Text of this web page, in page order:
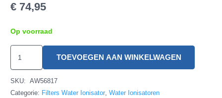
€ 74,95
Op voorraad
BioStone
Filter
hoeveelheid
TOEVOEGEN AAN WINKELWAGEN
SKU:
AW56817
Categorie: Filters Water Ionisator, Water Ionisatoren